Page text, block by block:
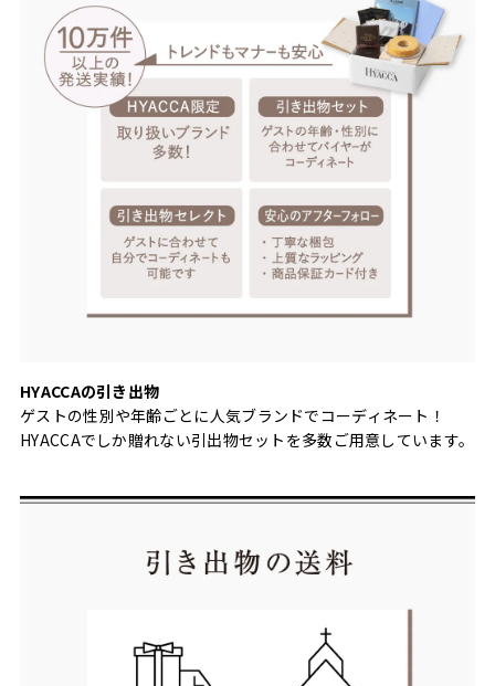
HYACCAの引き出物
ゲストの性別や年齢ごとに人気ブランドでコーディネート！
HYACCAでしか贈れない引出物セットを多数ご用意しています。